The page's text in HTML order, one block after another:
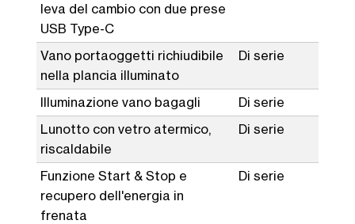
leva del cambio con due prese
USB Type-C
Vano portaoggetti richiudibile
nella plancia illuminato
Di serie
Illuminazione vano bagagli
Di serie
Lunotto con vetro atermico,
riscaldabile
Di serie
Funzione Start & Stop e
recupero dell'energia in
frenata
Di serie